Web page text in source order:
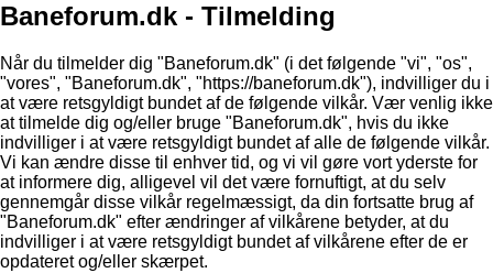
Baneforum.dk - Tilmelding
Når du tilmelder dig "Baneforum.dk" (i det følgende "vi", "os",
"vores", "Baneforum.dk", "https://baneforum.dk"), indvilliger du i
at være retsgyldigt bundet af de følgende vilkår. Vær venlig ikke
at tilmelde dig og/eller bruge "Baneforum.dk", hvis du ikke
indvilliger i at være retsgyldigt bundet af alle de følgende vilkår.
Vi kan ændre disse til enhver tid, og vi vil gøre vort yderste for
at informere dig, alligevel vil det være fornuftigt, at du selv
gennemgår disse vilkår regelmæssigt, da din fortsatte brug af
"Baneforum.dk" efter ændringer af vilkårene betyder, at du
indvilliger i at være retsgyldigt bundet af vilkårene efter de er
opdateret og/eller skærpet.